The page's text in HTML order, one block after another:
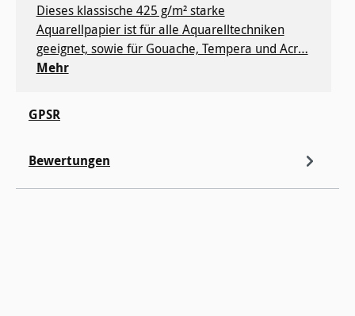
Dieses klassische 425 g/m² starke
Aquarellpapier ist für alle Aquarelltechniken
geeignet, sowie für Gouache, Tempera und Acr…
Mehr
GPSR
Bewertungen